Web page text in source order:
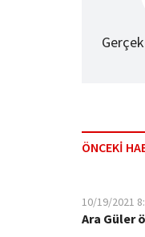
ÖNCEKİ
10/19/2021
Ara Güler